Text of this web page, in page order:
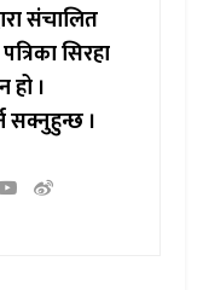
संचालित
सिरहा
।
सक्नुहुन्छ ।